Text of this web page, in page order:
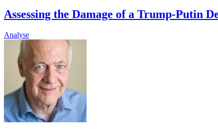
Assessing the Damage of a Trump-Putin
Analyse